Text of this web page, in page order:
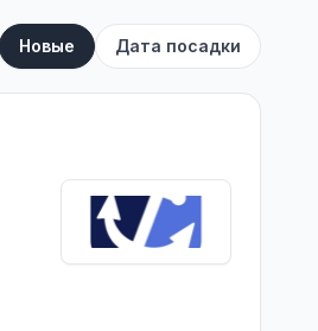
Новые Дата посадки